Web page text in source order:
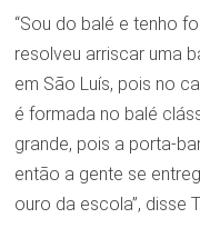
“Sou do balé e tenho
resolveu arriscar uma
em São Luís, pois no
é formada no balé
grande, pois a porta-
então a gente se
ouro da escola”, disse